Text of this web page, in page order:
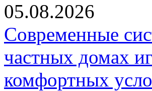
05.08.2026
Современные
частных домах
комфортных